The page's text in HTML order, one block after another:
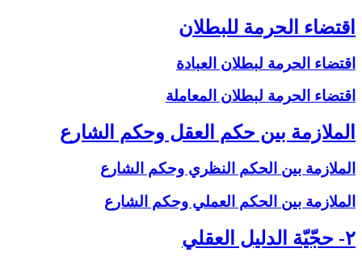
اقتضاء الحرمة للبطلان‏
اقتضاء الحرمة لبطلان العبادة
اقتضاء الحرمة لبطلان المعاملة
الملازمة بين حكم العقل وحكم الشارع‏
الملازمة بين الحكم النظري وحكم الشارع
الملازمة بين الحكم العملي وحكم الشارع
۲- حجّيّة الدليل العقلي‏